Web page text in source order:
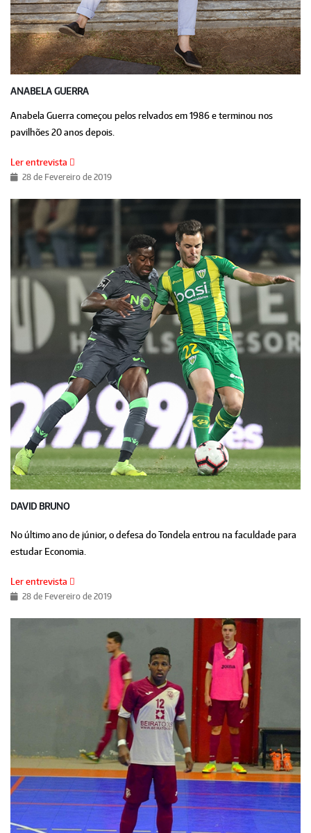
ANABELA GUERRA
Anabela Guerra começou pelos relvados em 1986 e terminou nos
pavilhões 20 anos depois.
Ler entrevista
28 de Fevereiro de 2019
DAVID BRUNO
No último ano de júnior, o defesa do Tondela entrou na faculdade para
estudar Economia.
Ler entrevista
28 de Fevereiro de 2019